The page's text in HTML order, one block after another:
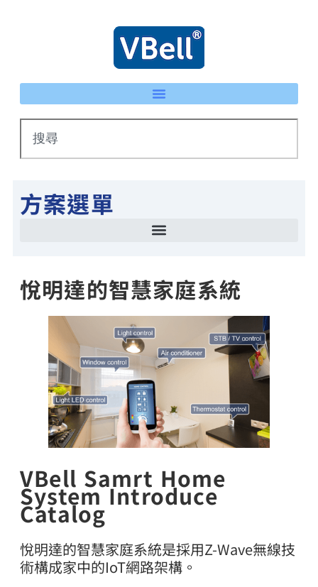
方案選單
悅明達的智慧家庭系統
VBell Samrt Home
System Introduce
Catalog
悅明達的智慧家庭系統是採用Z-Wave無線技
術構成家中的IoT網路架構。